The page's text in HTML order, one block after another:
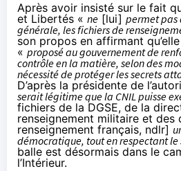
Après avoir insisté sur le fait
et Libertés « ne [lui] permet pas
générale, les fichiers de
son propos en affirmant
« proposé au gouvernement de
contrôle en la matière, selon des
nécessité de protéger les secrets
D’après la présidente de
serait légitime que la CNIL puisse
fichiers de la DGSE, de la
renseignement militaire et
renseignement français, ndlr]
démocratique, tout en respectant le
balle est désormais dans le
l’Intérieur.